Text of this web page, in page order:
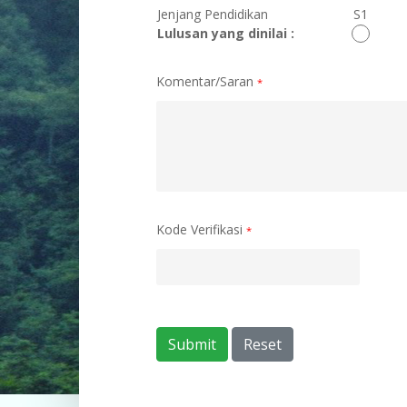
Jenjang Pendidikan S1
Lulusan yang dinilai :
Komentar/Saran *
Kode Verifikasi *
Submit Reset